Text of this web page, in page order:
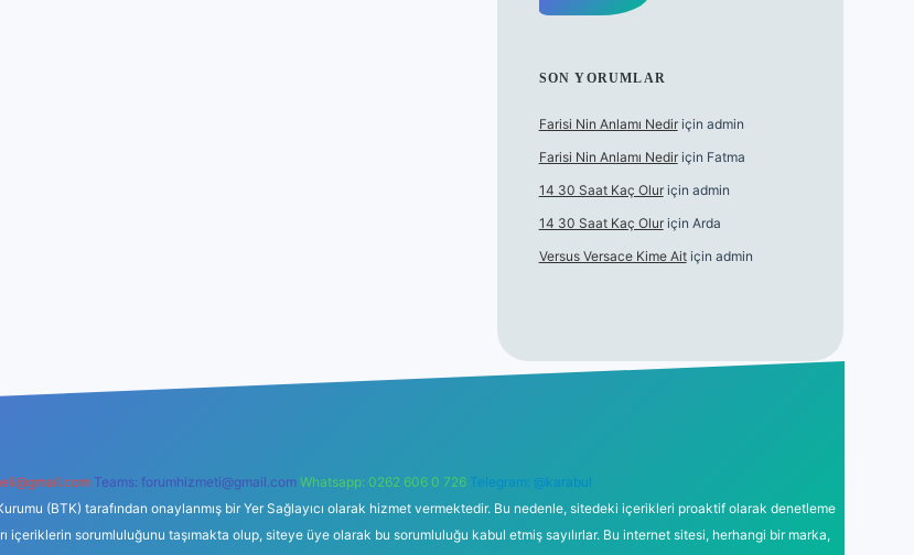
SON YORUMLAR
Farisi Nin Anlamı Nediriçin admin
Farisi Nin Anlamı Nediriçin Fatma
14 30 Saat Kaç Oluriçin admin
14 30 Saat Kaç Oluriçin Arda
Versus Versace Kime Aitiçin admin
Teams: forumhizmeti@gmail.com Whatsapp: 0262 606 0 726 Telegram: @karabul
(BTK) tarafından onaylanmış bir Yer Sağlayıcı olarak hizmet vermektedir. Bu nedenle, sitedeki içerikleri proaktif olarak denetleme
sorumluluğunu taşımakta olup, siteye üye olarak bu sorumluluğu kabul etmiş sayılırlar. Bu internet sitesi, herhangi bir marka,